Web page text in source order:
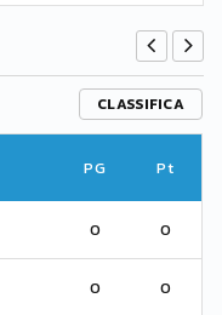
CLASSIFICA
PG Pt
0 0
0 0